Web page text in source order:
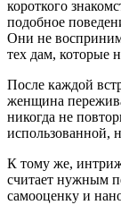
короткого
подобное
Они не
тех дам, которые
После каждой
женщина
никогда не
использованной,
К тому же,
считает нужным
самооценку и